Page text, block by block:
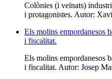
Colònies (i veïnats)
i protagonistes. Autor:
Els molins empordanesos
i fiscalitat.
Els molins empordanesos
i fiscalitat. Autor: Josep